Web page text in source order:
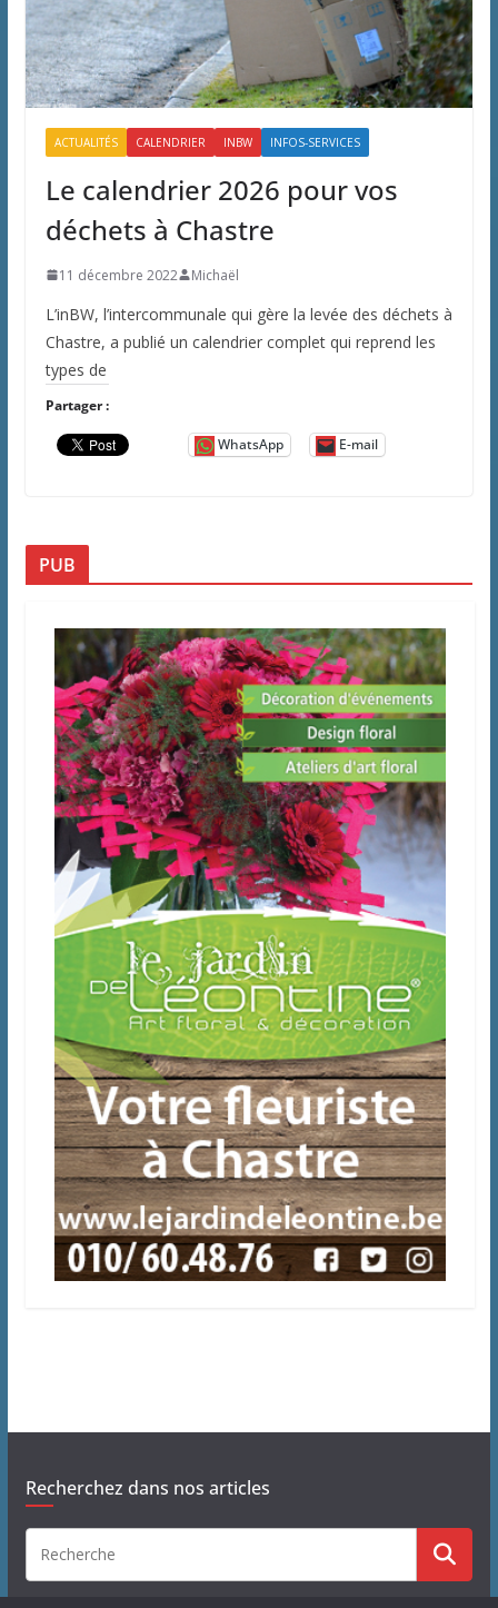
ACTUALITÉS CALENDRIER INBW INFOS-SERVICES
Le calendrier 2026 pour vos
déchets à Chastre
11 décembre 2022 Michaël
L’inBW, l’intercommunale qui gère la levée des déchets à
Chastre, a publié un calendrier complet qui reprend les
types de
Partager :
WhatsApp E-mail
PUB
Recherchez dans nos articles